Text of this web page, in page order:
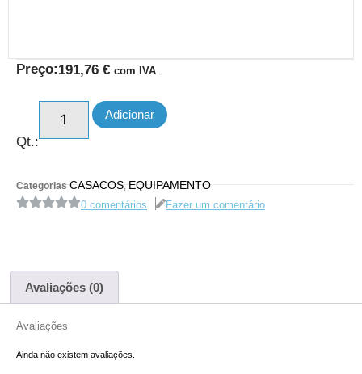
Preço:191,76 € com IVA
Qt.:
Adicionar
Categorias CASACOS, EQUIPAMENTO
0 comentários Fazer um comentário
Avaliações (0)
Avaliações
Ainda não existem avaliações.